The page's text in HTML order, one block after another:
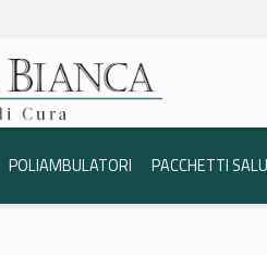
POLIAMBULATORI PACCHETTI